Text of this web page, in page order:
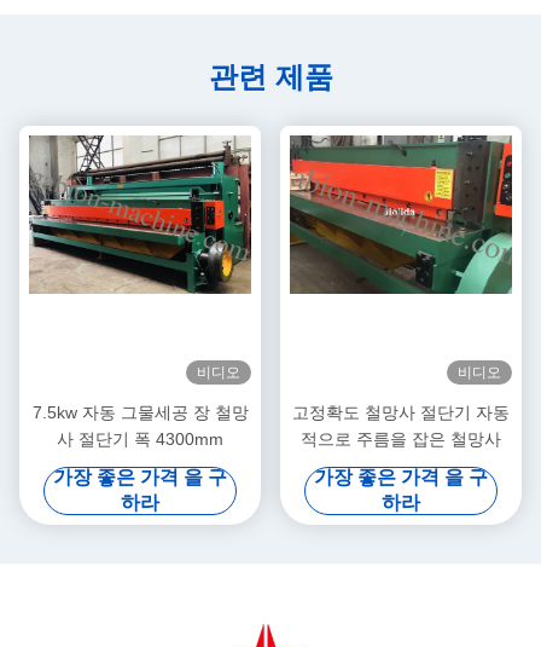
관련 제품
비디오
7.5kw 자동 그물세공 장 철망
사 절단기 폭 4300mm
가장 좋은 가격 을 구
하라
비디오
고정확도 철망사 절단기 자동
적으로 주름을 잡은 철망사
가장 좋은 가격 을 구
하라